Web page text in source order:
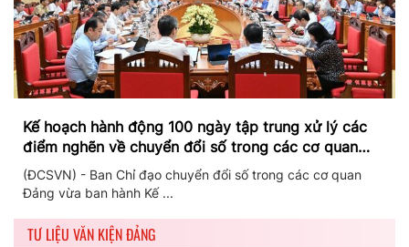
Kế hoạch hành động 100 ngày tập trung xử lý các
điểm nghẽn về chuyển đổi số trong các cơ quan
Đảng
(ĐCSVN) - Ban Chỉ đạo chuyển đổi số trong các cơ quan
Đảng vừa ban hành Kế ...
TƯ LIỆU VĂN KIỆN ĐẢNG